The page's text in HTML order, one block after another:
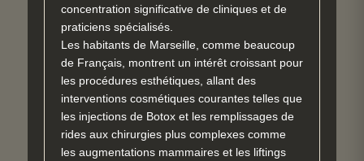
concentration significative de cliniques et de
praticiens spécialisés.
Les habitants de Marseille, comme beaucoup
de Français, montrent un intérêt croissant pour
les procédures esthétiques, allant des
interventions cosmétiques courantes telles que
les injections de Botox et les remplissages de
rides aux chirurgies plus complexes comme
les augmentations mammaires et les liftings